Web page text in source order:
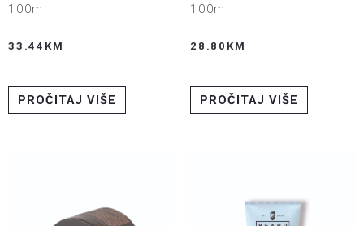
100ml
33.44 KM
PROČITAJ VIŠE
100ml
28.80 KM
PROČITAJ VIŠE